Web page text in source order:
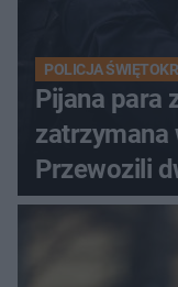
POLICJA
Pijana para
zatrzymana
Przewozili